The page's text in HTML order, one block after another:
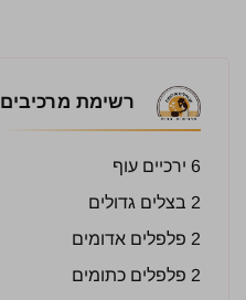
רשימת מרכיבים
6 ירכיים עוף
2 בצלים גדולים
2 פלפלים אדומים
2 פלפלים כתומים